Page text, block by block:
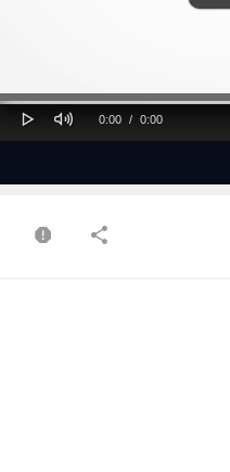
Play Mute
Current
0:00 /
Duration
0:00